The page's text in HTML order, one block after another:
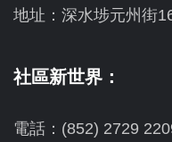
地址： 深水埗元州街
社區新世界：
電話：(852) 2729